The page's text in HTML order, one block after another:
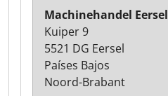
Machinehandel Eersel
Kuiper 9
5521 DG Eersel
Países Bajos
Noord-Brabant